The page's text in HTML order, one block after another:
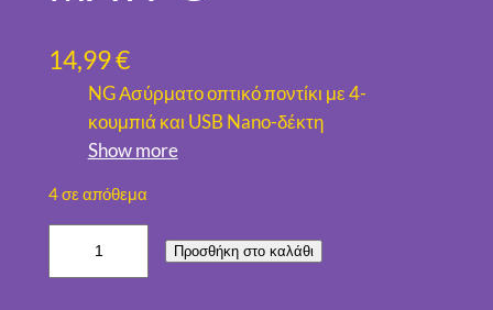
14,99€
NG Ασύρματο οπτικό ποντίκι με 4-
κουμπιά και USB Nano-δέκτη
Show more
4 σε απόθεμα
Προσθήκη στο καλάθι